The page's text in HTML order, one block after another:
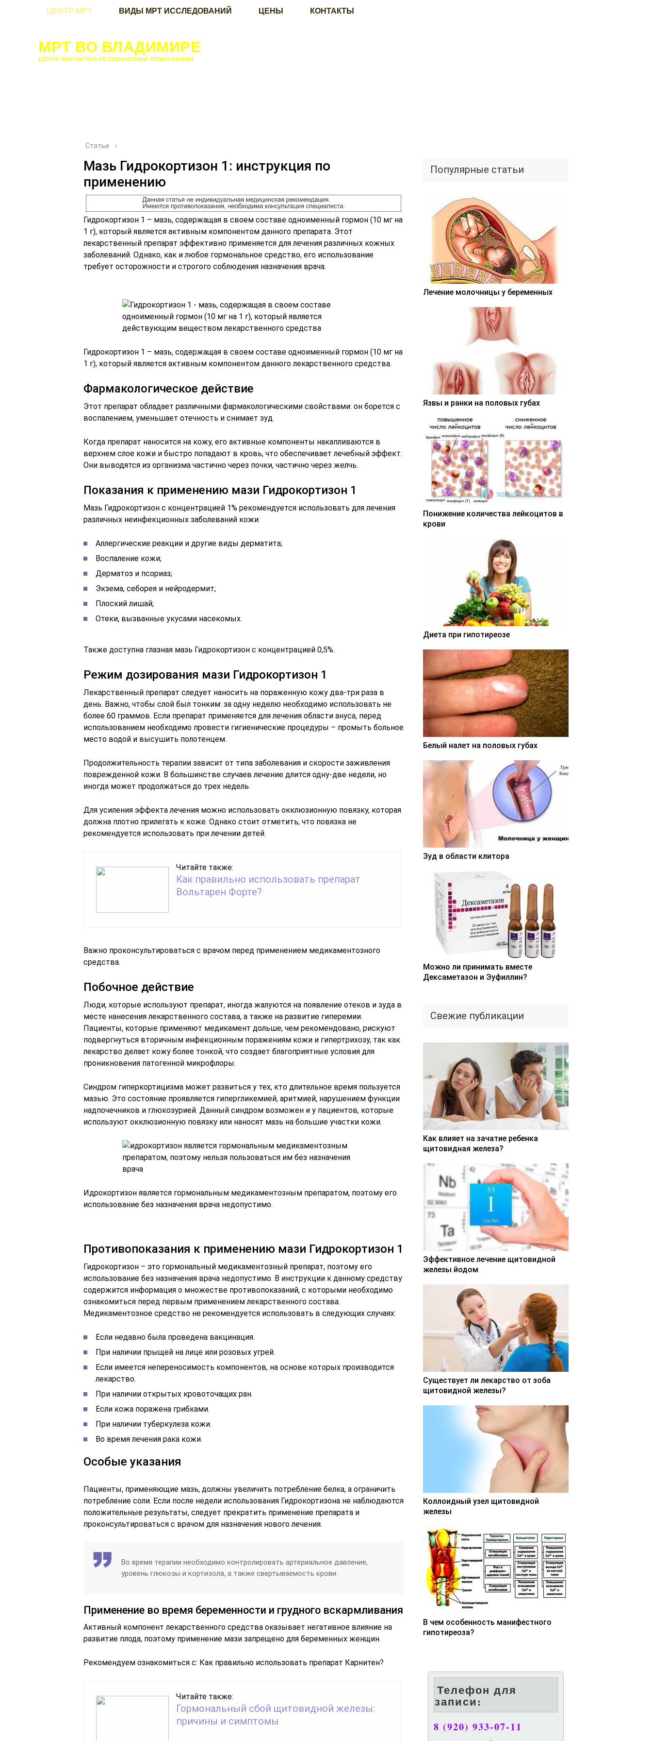
ЦЕНТР МРТ ВИДЫ МРТ ИССЛЕДОВАНИЙ ЦЕНЫ КОНТАКТЫ
МРТ ВО ВЛАДИМИРЕ
ЦЕНТР МАГНИТНО-РЕЗОНАНСНОЙ ТОМОГРАФИИ
Статьи ›
Мазь Гидрокортизон 1: инструкция по
применению
Гидрокортизон 1 – мазь, содержащая в своем составе одноименный гормон (10 мг на
1 г), который является активным компонентом данного препарата. Этот
лекарственный препарат эффективно применяется для лечения различных кожных
заболеваний. Однако, как и любое гормональное средство, его использование
требует осторожности и строгого соблюдения назначения врача.
Гидрокортизон 1 – мазь, содержащая в своем составе одноименный гормон (10 мг на
1 г), который является активным компонентом данного лекарственного средства.
Фармакологическое действие
Этот препарат обладает различными фармакологическими свойствами: он борется с
воспалением, уменьшает отечность и снимает зуд.
Когда препарат наносится на кожу, его активные компоненты накапливаются в
верхнем слое кожи и быстро попадают в кровь, что обеспечивает лечебный эффект.
Они выводятся из организма частично через почки, частично через желчь.
Показания к применению мази Гидрокортизон 1
Мазь Гидрокортизон с концентрацией 1% рекомендуется использовать для лечения
различных неинфекционных заболеваний кожи:
Аллергические реакции и другие виды дерматита;
Воспаление кожи;
Дерматоз и псориаз;
Экзема, себорея и нейродермит;
Плоский лишай;
Отеки, вызванные укусами насекомых.
Также доступна глазная мазь Гидрокортизон с концентрацией 0,5%.
Режим дозирования мази Гидрокортизон 1
Лекарственный препарат следует наносить на пораженную кожу два-три раза в
день. Важно, чтобы слой был тонким: за одну неделю необходимо использовать не
более 60 граммов. Если препарат применяется для лечения области ануса, перед
использованием необходимо провести гигиенические процедуры – промыть больное
место водой и высушить полотенцем.
Продолжительность терапии зависит от типа заболевания и скорости заживления
поврежденной кожи. В большинстве случаев лечение длится одну-две недели, но
иногда может продолжаться до трех недель.
Для усиления эффекта лечения можно использовать окклюзионную повязку, которая
должна плотно прилегать к коже. Однако стоит отметить, что повязка не
рекомендуется использовать при лечении детей.
Читайте также:
Как правильно использовать препарат
Вольтарен Форте?
Важно проконсультироваться с врачом перед применением медикаментозного
средства.
Побочное действие
Люди, которые используют препарат, иногда жалуются на появление отеков и зуда в
месте нанесения лекарственного состава, а также на развитие гиперемии.
Пациенты, которые применяют медикамент дольше, чем рекомендовано, рискуют
подвергнуться вторичным инфекционным поражениям кожи и гипертрихозу, так как
лекарство делает кожу более тонкой, что создает благоприятные условия для
проникновения патогенной микрофлоры.
Синдром гиперкортицизма может развиться у тех, кто длительное время пользуется
мазью. Это состояние проявляется гипергликемией, аритмией, нарушением функции
надпочечников и глюкозурией. Данный синдром возможен и у пациентов, которые
используют окклюзионную повязку или наносят мазь на большие участки кожи.
Идрокортизон является гормональным медикаментозным препаратом, поэтому его
использование без назначения врача недопустимо.
Противопоказания к применению мази Гидрокортизон 1
Гидрокортизон – это гормональный медикаментозный препарат, поэтому его
использование без назначения врача недопустимо. В инструкции к данному средству
содержится информация о множестве противопоказаний, с которыми необходимо
ознакомиться перед первым применением лекарственного состава.
Медикаментозное средство не рекомендуется использовать в следующих случаях:
Если недавно была проведена вакцинация.
При наличии прыщей на лице или розовых угрей.
Если имеется непереносимость компонентов, на основе которых производится
лекарство.
При наличии открытых кровоточащих ран.
Если кожа поражена грибками.
При наличии туберкулеза кожи.
Во время лечения рака кожи.
Особые указания
Пациенты, применяющие мазь, должны увеличить потребление белка, а ограничить
потребление соли. Если после недели использования Гидрокортизона не наблюдаются
положительные результаты, следует прекратить применение препарата и
проконсультироваться с врачом для назначения нового лечения.
Во время терапии необходимо контролировать артериальное давление,
уровень глюкозы и кортизола, а также свертываемость крови.
Применение во время беременности и грудного вскармливания
Активный компонент лекарственного средства оказывает негативное влияние на
развитие плода, поэтому применение мази запрещено для беременных женщин.
Рекомендуем ознакомиться с: Как правильно использовать препарат Карнитен?
Читайте также:
Гормональный сбой щитовидной железы:
причины и симптомы
Популярные статьи
Лечение молочницы у беременных
Язвы и ранки на половых губах
Понижение количества лейкоцитов в
крови
Диета при гипотиреозе
Белый налет на половых губах
Зуд в области клитора
Можно ли принимать вместе
Дексаметазон и Эуфиллин?
Свежие публикации
Как влияет на зачатие ребенка
щитовидная железа?
Эффективное лечение щитовидной
железы йодом
Существует ли лекарство от зоба
щитовидной железы?
Коллоидный узел щитовидной
железы
В чем особенность манифестного
гипотиреоза?
Телефон для
записи:
8 (920) 933-07-11